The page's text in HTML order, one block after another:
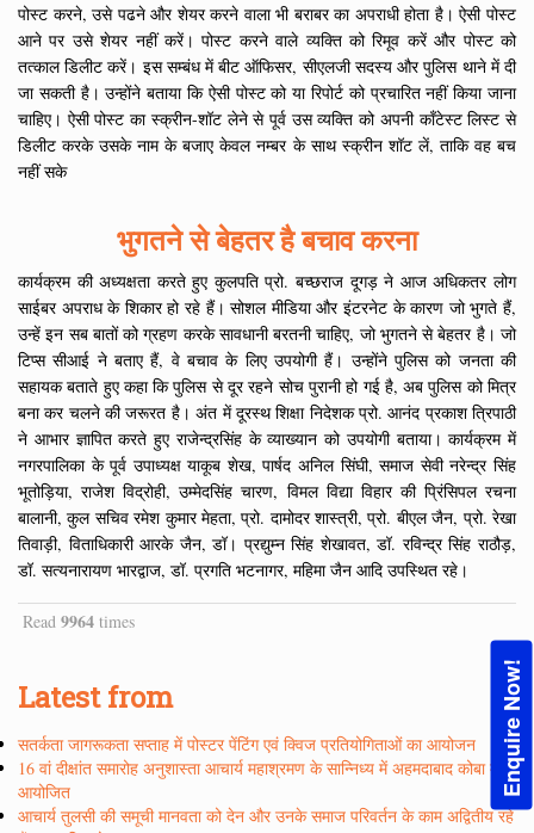
Enquire Now!
पोस्ट करने, उसे पढने और शेयर करने वाला भी बराबर का अपराधी होता है। ऐसी पोस्ट
आने पर उसे शेयर नहीं करें। पोस्ट करने वाले व्यक्ति को रिमूव करें और पोस्ट को
तत्काल डिलीट करें। इस सम्बंध में बीट ऑफिसर, सीएलजी सदस्य और पुलिस थाने में दी
जा सकती है। उन्होंने बताया कि ऐसी पोस्ट को या रिपोर्ट को प्रचारित नहीं किया जाना
चाहिए। ऐसी पोस्ट का स्क्रीन-शॉट लेने से पूर्व उस व्यक्ति को अपनी कॉंटेस्ट लिस्ट से
डिलीट करके उसके नाम के बजाए केवल नम्बर के साथ स्क्रीन शॉट लें, ताकि वह बच
नहीं सके
भुगतने से बेहतर है बचाव करना
कार्यक्रम की अध्यक्षता करते हुए कुलपति प्रो. बच्छराज दूगड़ ने आज अधिकतर लोग
साईबर अपराध के शिकार हो रहे हैं। सोशल मीडिया और इंटरनेट के कारण जो भुगते हैं,
उन्हें इन सब बातों को ग्रहण करके सावधानी बरतनी चाहिए, जो भुगतने से बेहतर है। जो
टिप्स सीआई ने बताए हैं, वे बचाव के लिए उपयोगी हैं। उन्होंने पुलिस को जनता की
सहायक बताते हुए कहा कि पुलिस से दूर रहने सोच पुरानी हो गई है, अब पुलिस को मित्र
बना कर चलने की जरूरत है। अंत में दूरस्थ शिक्षा निदेशक प्रो. आनंद प्रकाश त्रिपाठी
ने आभार ज्ञापित करते हुए राजेन्द्रसिंह के व्याख्यान को उपयोगी बताया। कार्यक्रम में
नगरपालिका के पूर्व उपाध्यक्ष याकूब शेख, पार्षद अनिल सिंघी, समाज सेवी नरेन्द्र सिंह
भूतोड़िया, राजेश विद्रोही, उम्मेदसिंह चारण, विमल विद्या विहार की प्रिंसिपल रचना
बालानी, कुल सचिव रमेश कुमार मेहता, प्रो. दामोदर शास्त्री, प्रो. बीएल जैन, प्रो. रेखा
तिवाड़ी, विताधिकारी आरके जैन, डॉ। प्रद्युम्न सिंह शेखावत, डॉ. रविन्द्र सिंह राठौड़,
डॉ. सत्यनारायण भारद्वाज, डॉ. प्रगति भटनागर, महिमा जैन आदि उपस्थित रहे।
Read 9964 times
Latest from
सतर्कता जागरूकता सप्ताह में पोस्टर पेंटिंग एवं क्विज प्रतियोगिताओं का आयोजन
16 वां दीक्षांत समारोह अनुशास्ता आचार्य महाश्रमण के सान्निध्य में अहमदाबाद कोबा में
आयोजित
आचार्य तुलसी की समूची मानवता को देन और उनके समाज परिवर्तन के काम अद्वितीय रहे